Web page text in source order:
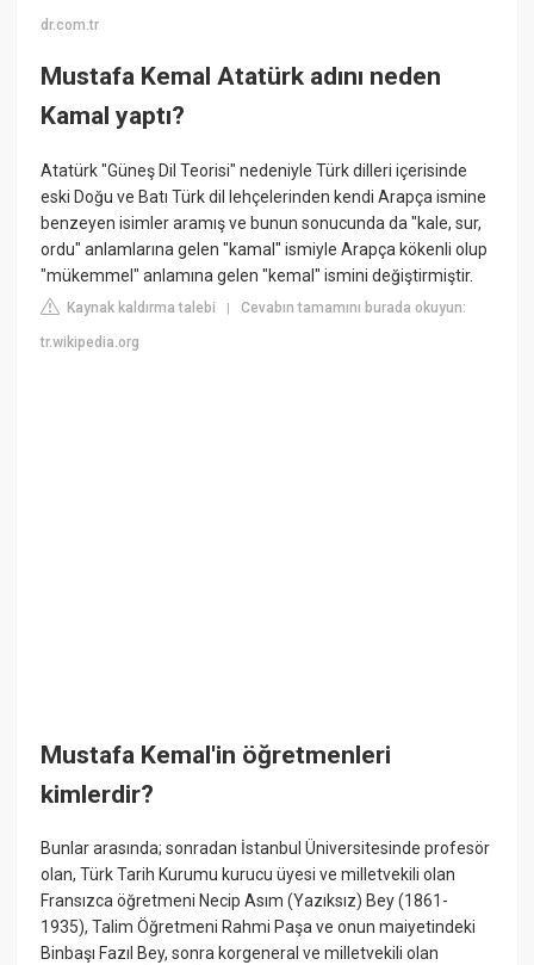
dr.com.tr
Mustafa Kemal Atatürk adını neden
Kamal yaptı?
Atatürk "Güneş Dil Teorisi" nedeniyle Türk dilleri içerisinde
eski Doğu ve Batı Türk dil lehçelerinden kendi Arapça ismine
benzeyen isimler aramış ve bunun sonucunda da "kale, sur,
ordu" anlamlarına gelen "kamal" ismiyle Arapça kökenli olup
"mükemmel" anlamına gelen "kemal" ismini değiştirmiştir.
Kaynak kaldırma talebi |Cevabın tamamını burada okuyun:
tr.wikipedia.org
Mustafa Kemal'in öğretmenleri
kimlerdir?
Bunlar arasında; sonradan İstanbul Üniversitesinde profesör
olan, Türk Tarih Kurumu kurucu üyesi ve milletvekili olan
Fransızca öğretmeni Necip Asım (Yazıksız) Bey (1861-
1935), Talim Öğretmeni Rahmi Paşa ve onun maiyetindeki
Binbaşı Fazıl Bey, sonra korgeneral ve milletvekili olan